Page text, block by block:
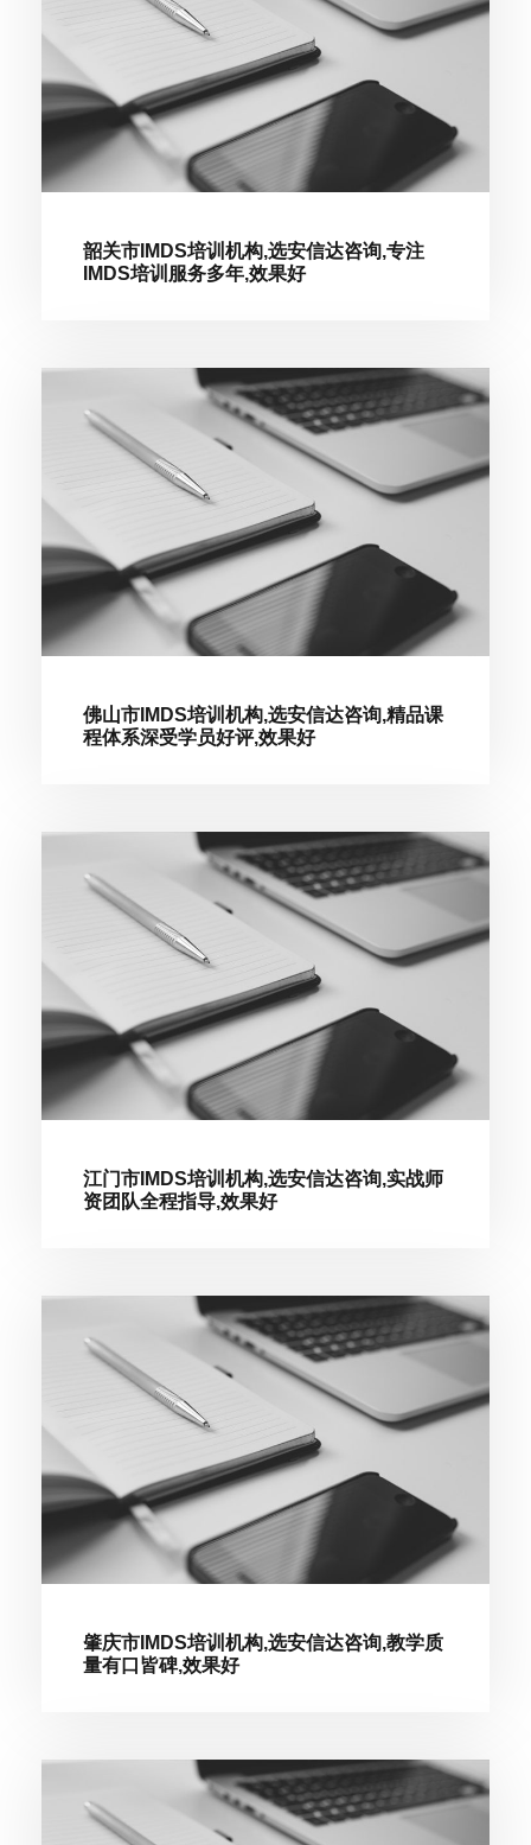
韶关市IMDS培训机构,选安信达咨询,专注
IMDS培训服务多年,效果好
佛山市IMDS培训机构,选安信达咨询,精品课
程体系深受学员好评,效果好
江门市IMDS培训机构,选安信达咨询,实战师
资团队全程指导,效果好
肇庆市IMDS培训机构,选安信达咨询,教学质
量有口皆碑,效果好